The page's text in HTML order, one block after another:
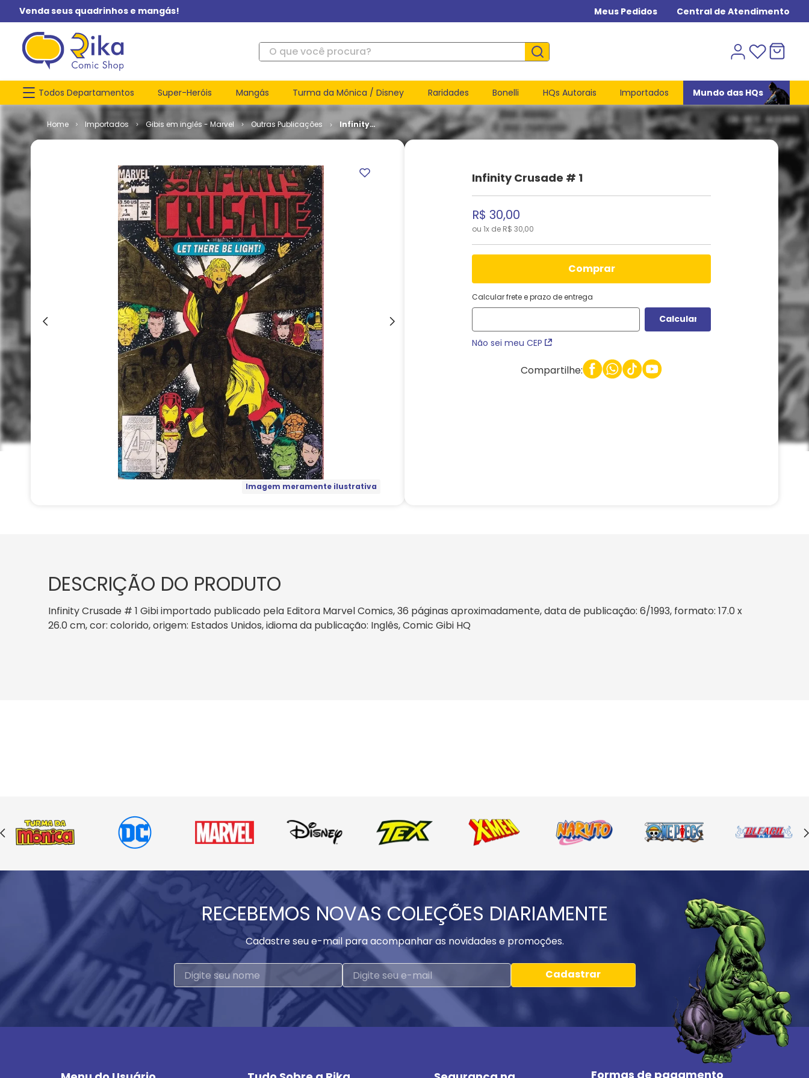
Venda seus quadrinhos e mangás! Meus Pedidos Central de Atendimento
O que você procura?
Todos Departamentos Super-Heróis Mangás Turma da Mônica / Disney Raridades Bonelli HQs Autorais Importados Mundo das HQs
Importados Gibis em inglês - Marvel Outras Publicações
Infinity
Crusade #
Imagem meramente ilustrativa
Infinity Crusade # 1
R$ 30,00
ou 1x de R$ 30,00
comprar
Calcular frete e prazo de entrega
Não sei meu CEP
Compartilhe:
DESCRIÇÃO DO PRODUTO
Infinity Crusade # 1 Gibi importado publicado pela Editora Marvel Comics, 36 páginas aproximadamente, data de publicação: 6/1993, formato: 17.0 x
26.0 cm, cor: colorido, origem: Estados Unidos, idioma da publicação: Inglês, Comic Gibi HQ
RECEBEMOS NOVAS COLEÇÕES DIARIAMENTE
Cadastre seu e-mail para acompanhar as novidades e promoções.
Cadastrar
Formas de pagamento